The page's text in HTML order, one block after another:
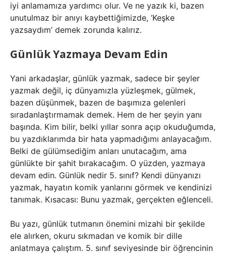
iyi anlamamıza yardımcı olur. Ve ne yazık ki, bazen
unutulmaz bir anıyı kaybettiğimizde, ‘Keşke
yazsaydım’ demek zorunda kalırız.
Günlük Yazmaya Devam Edin
Yani arkadaşlar, günlük yazmak, sadece bir şeyler
yazmak değil, iç dünyamızla yüzleşmek, gülmek,
bazen düşünmek, bazen de başımıza gelenleri
sıradanlaştırmamak demek. Hem de her şeyin yanı
başında. Kim bilir, belki yıllar sonra açıp okuduğumda,
bu yazdıklarımda bir hata yapmadığımı anlayacağım.
Belki de gülümsediğim anları unutacağım, ama
günlükte bir şahit bırakacağım. O yüzden, yazmaya
devam edin. Günlük nedir 5. sınıf? Kendi dünyanızı
yazmak, hayatın komik yanlarını görmek ve kendinizi
tanımak. Kısacası: Bunu yazmak, gerçekten eğlenceli.
Bu yazı, günlük tutmanın önemini mizahi bir şekilde
ele alırken, okuru sıkmadan ve komik bir dille
anlatmaya çalıştım. 5. sınıf seviyesinde bir öğrencinin